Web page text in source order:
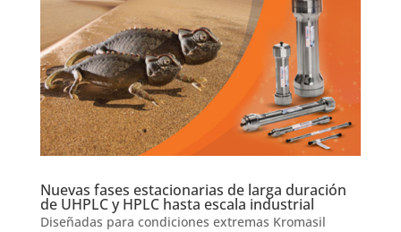
Nuevas fases estacionarias de larga duración
de UHPLC y HPLC hasta escala industrial
Diseñadas para condiciones extremas Kromasil